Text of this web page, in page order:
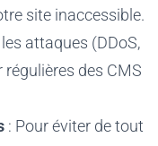
site inaccessible.
attaques (DDoS,
des CMS
: Pour éviter de tout